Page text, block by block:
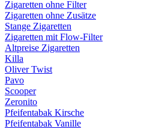
Zigaretten ohne Filter
Zigaretten ohne Zusätze
Stange Zigaretten
Zigaretten mit Flow-Filter
Altpreise Zigaretten
Killa
Oliver Twist
Pavo
Scooper
Zeronito
Pfeifentabak Kirsche
Pfeifentabak Vanille